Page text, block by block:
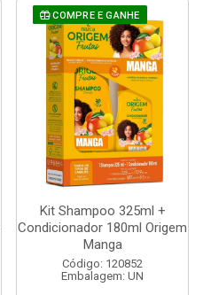
COMPRE E GANHE
Kit Shampoo 325ml +
Condicionador 180ml Origem
Manga
Código: 120852
Embalagem: UN